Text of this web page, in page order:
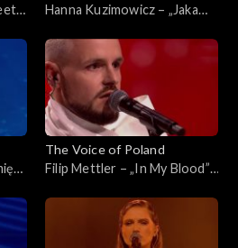
Hanna Kuzimowicz – „Jaka
of Poland”, Live 2, 15
listopada 2025
The Voice of Poland
Filip Mettler – „In My Blood”,
8 listopada 2025